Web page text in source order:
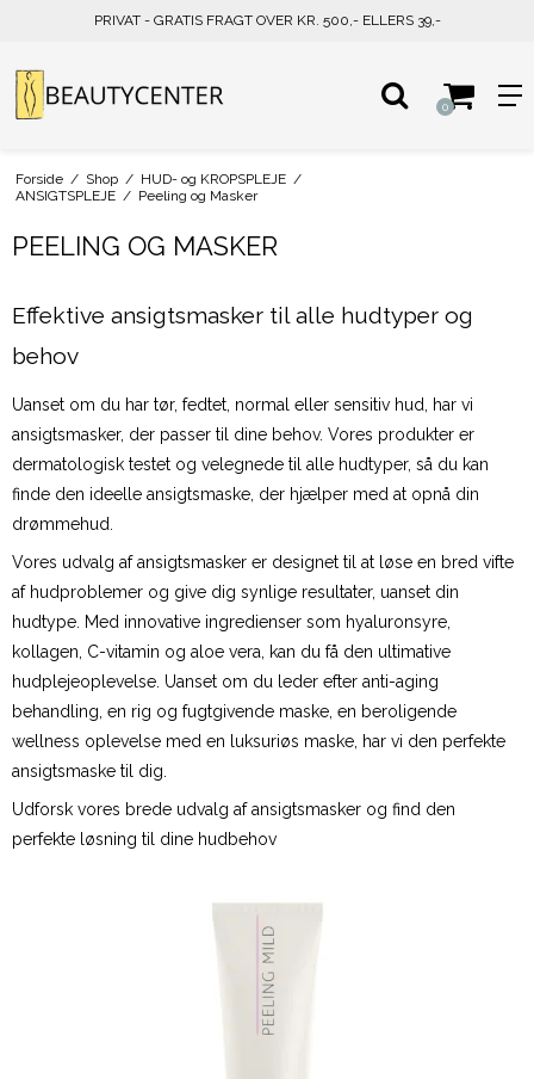
PRIVAT - GRATIS FRAGT OVER KR. 500,- ELLERS 39,-
0
Forside / Shop / HUD- og KROPSPLEJE /
ANSIGTSPLEJE / Peeling og Masker
PEELING OG MASKER
Effektive ansigtsmasker til alle hudtyper og
behov
Uanset om du har tør, fedtet, normal eller sensitiv hud, har vi
ansigtsmasker, der passer til dine behov. Vores produkter er
dermatologisk testet og velegnede til alle hudtyper, så du kan
finde den ideelle ansigtsmaske, der hjælper med at opnå din
drømmehud.
Vores udvalg af ansigtsmasker er designet til at løse en bred vifte
af hudproblemer og give dig synlige resultater, uanset din
hudtype. Med innovative ingredienser som hyaluronsyre,
kollagen, C-vitamin og aloe vera, kan du få den ultimative
hudplejeoplevelse. Uanset om du leder efter anti-aging
behandling, en rig og fugtgivende maske, en beroligende
wellness oplevelse med en luksuriøs maske, har vi den perfekte
ansigtsmaske til dig.
Udforsk vores brede udvalg af ansigtsmasker og find den
perfekte løsning til dine hudbehov